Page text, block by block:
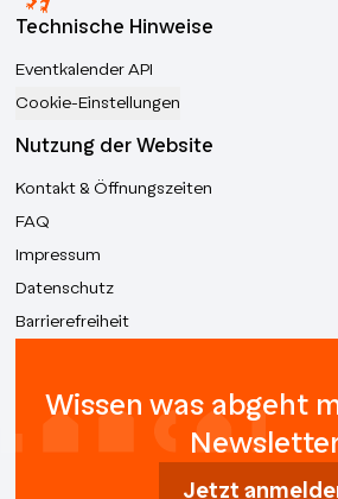
Technische Hinweise
Eventkalender API
Cookie-Einstellungen
Nutzung der Website
Kontakt & Öffnungszeiten
FAQ
Impressum
Datenschutz
Barrierefreiheit
Wissen was abgeht
Jetzt